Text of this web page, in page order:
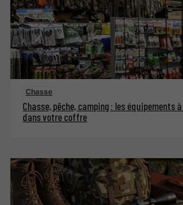
Chasse
Chasse, pêche, camping : les équipements
dans votre coffre